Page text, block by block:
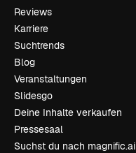
Reviews
Karriere
Suchtrends
Blog
Veranstaltungen
Slidesgo
Deine Inhalte verkaufen
Pressesaal
Suchst du nach magnific.ai